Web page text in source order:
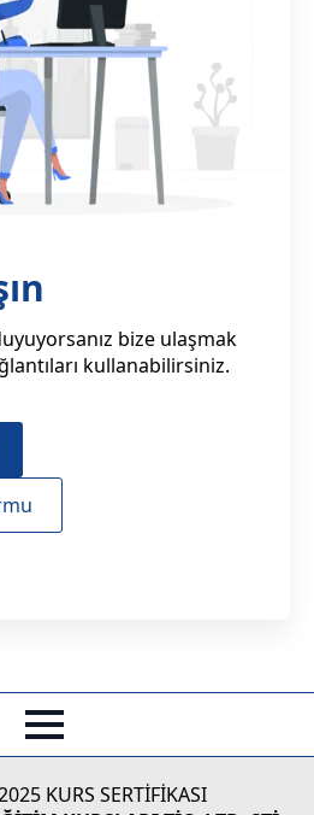
bize ulaşmak
kullanabilirsiniz.
KURS SERTİFİKASI